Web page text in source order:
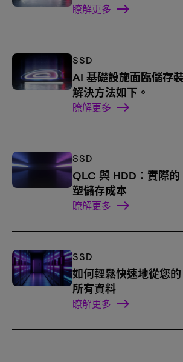
瞭解更多
SSD
AI 基礎設施面臨儲存
解決方法如下。
瞭解更多
SSD
QLC 與 HDD：實際
塑儲存成本
瞭解更多
SSD
如何輕鬆快速地從您
所有資料
瞭解更多